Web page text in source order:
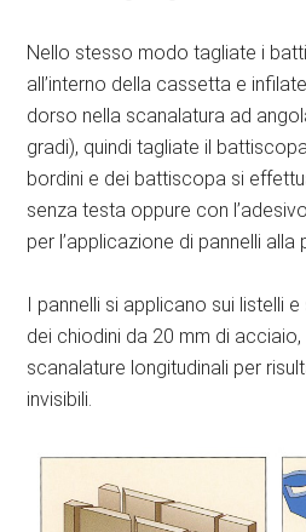
Nello stesso modo tagliate i
all’interno della cassetta e
dorso nella scanalatura ad
gradi), quindi tagliate il
bordini e dei battiscopa si
senza testa oppure con
per l’applicazione di pannelli alla
I pannelli si applicano sui listelli
dei chiodini da 20 mm di
scanalature longitudinali per
invisibili.